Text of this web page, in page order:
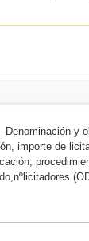
Denominación y
importe de